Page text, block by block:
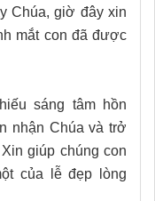
Chúa, giờ đây xin
mắt con đã được
sáng tâm hồn
nhận Chúa và trở
giúp chúng con
của lễ đẹp lòng